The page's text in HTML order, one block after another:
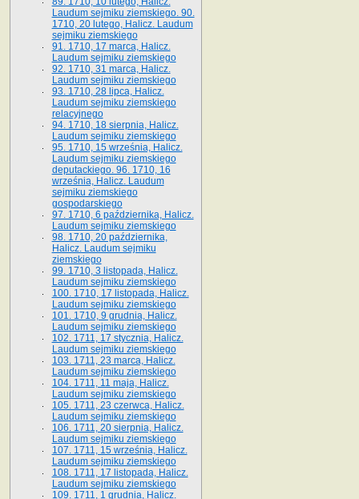
Laudum sejmiku ziemskiego. 90.
1710, 20 lutego, Halicz. Laudum
sejmiku ziemskiego
91. 1710, 17 marca, Halicz.
Laudum sejmiku ziemskiego
92. 1710, 31 marca, Halicz.
Laudum sejmiku ziemskiego
93. 1710, 28 lipca, Halicz.
Laudum sejmiku ziemskiego
relacyjnego
94. 1710, 18 sierpnia, Halicz.
Laudum sejmiku ziemskiego
95. 1710, 15 września, Halicz.
Laudum sejmiku ziemskiego
deputackiego. 96. 1710, 16
września, Halicz. Laudum
sejmiku ziemskiego
gospodarskiego
97. 1710, 6 października, Halicz.
Laudum sejmiku ziemskiego
98. 1710, 20 października,
Halicz. Laudum sejmiku
ziemskiego
99. 1710, 3 listopada, Halicz.
Laudum sejmiku ziemskiego
100. 1710, 17 listopada, Halicz.
Laudum sejmiku ziemskiego
101. 1710, 9 grudnia, Halicz.
Laudum sejmiku ziemskiego
102. 1711, 17 stycznia, Halicz.
Laudum sejmiku ziemskiego
103. 1711, 23 marca, Halicz.
Laudum sejmiku ziemskiego
104. 1711, 11 maja, Halicz.
Laudum sejmiku ziemskiego
105. 1711, 23 czerwca, Halicz.
Laudum sejmiku ziemskiego
106. 1711, 20 sierpnia, Halicz.
Laudum sejmiku ziemskiego
107. 1711, 15 września, Halicz.
Laudum sejmiku ziemskiego
108. 1711, 17 listopada, Halicz.
Laudum sejmiku ziemskiego
109. 1711, 1 grudnia, Halicz.